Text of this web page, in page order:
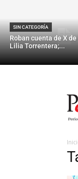
SIN CATEGORÍA
Roban cuenta de X
Lilia Torrentera;...